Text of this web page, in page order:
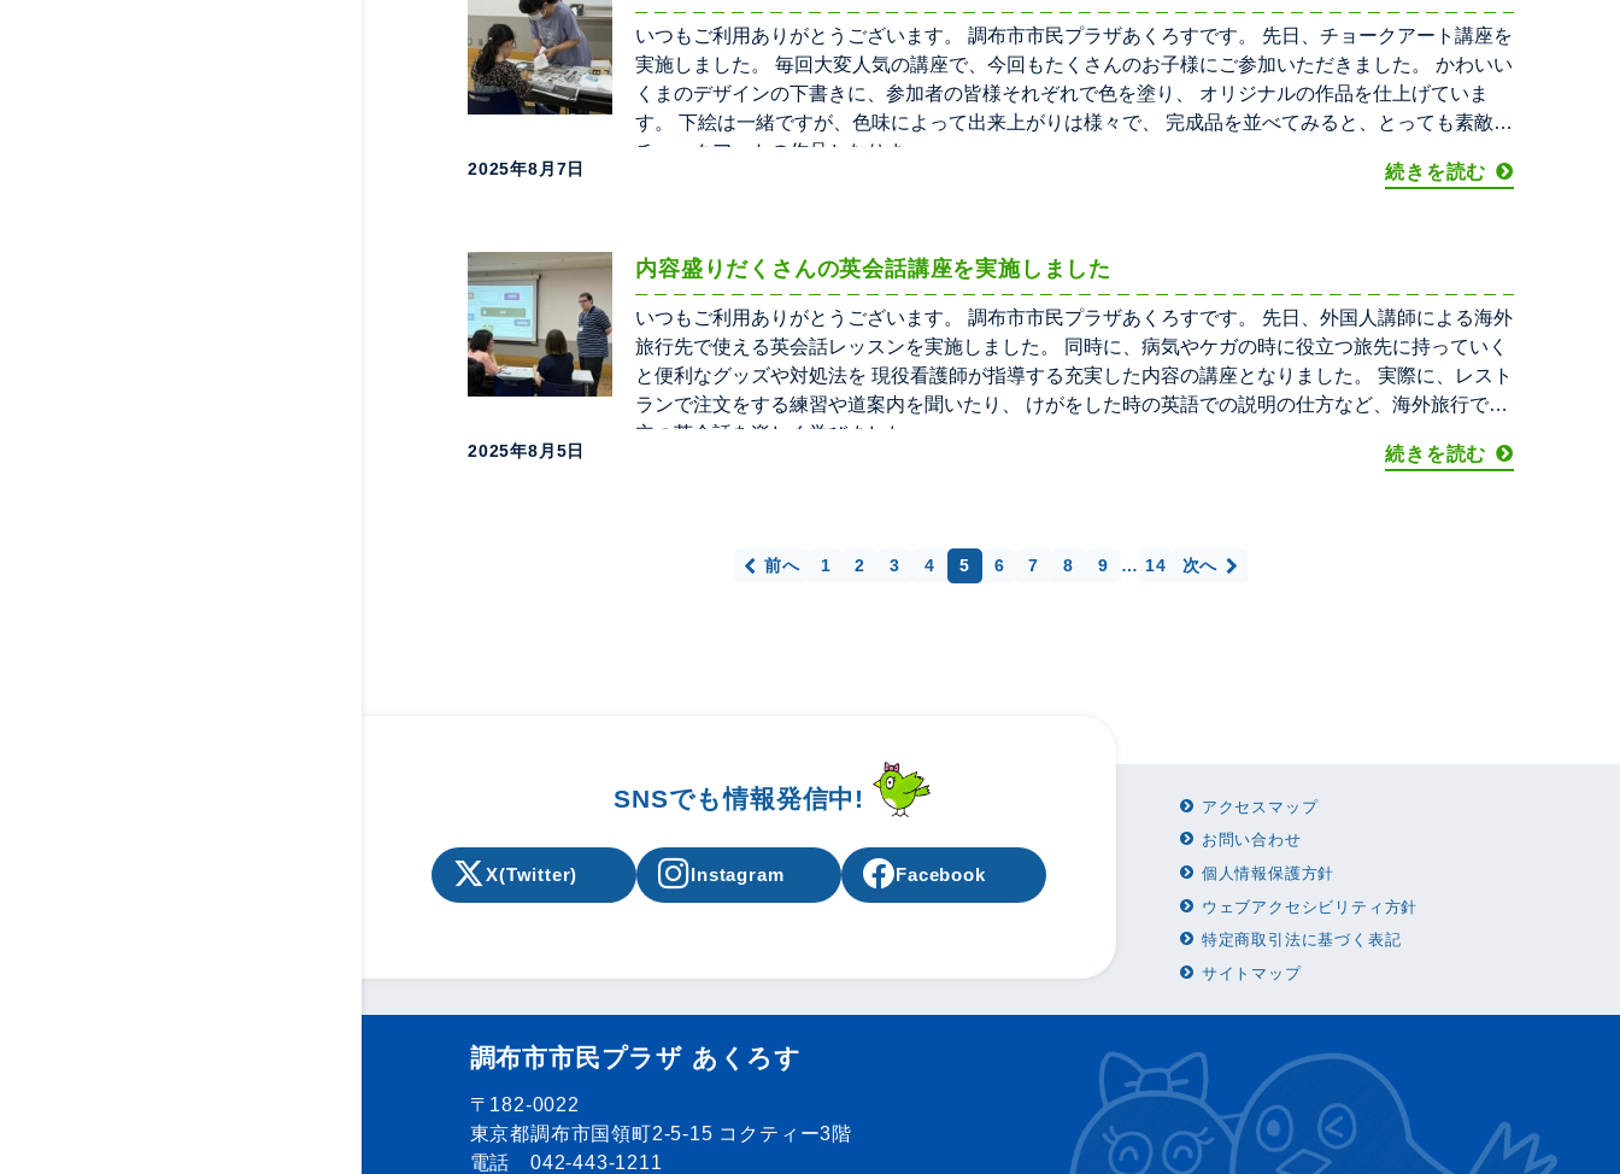
いつもご利用ありがとうございます。 調布市市民プラザあくろすです。 先日、チョークアート講座を
実施しました。 毎回大変人気の講座で、今回もたくさんのお子様にご参加いただきました。 かわいい
くまのデザインの下書きに、参加者の皆様それぞれで色を塗り、 オリジナルの作品を仕上げていま
す。 下絵は一緒ですが、色味によって出来上がりは様々で、 完成品を並べてみると、とっても素敵な
チョークアートの作品となりま
2025年8月7日 続きを読む
内容盛りだくさんの英会話講座を実施しました
いつもご利用ありがとうございます。 調布市市民プラザあくろすです。 先日、外国人講師による海外
旅行先で使える英会話レッスンを実施しました。 同時に、病気やケガの時に役立つ旅先に持っていく
と便利なグッズや対処法を 現役看護師が指導する充実した内容の講座となりました。 実際に、レスト
ランで注文をする練習や道案内を聞いたり、 けがをした時の英語での説明の仕方など、海外旅行で役
立つ英会話を楽しく学びました
2025年8月5日 続きを読む
り
前へ 1 2 3 4 5 6 7 8 9 … 14 次へ
SNSでも情報発信中!
X(Twitter) Instagram Facebook
アクセスマップ
お問い合わせ
個人情報保護方針
ウェブアクセシビリティ方針
特定商取引法に基づく表記
サイトマップ
調布市市民プラザ あくろす
〒182-0022
東京都調布市国領町2-5-15 コクティー3階
電話 042-443-1211